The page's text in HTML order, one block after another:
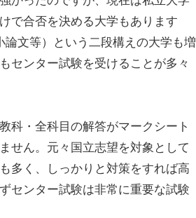
で合否を決める大学もあります
文等）という二段構えの大学も増
センター試験を受けることが多々
科・全科目の解答がマークシート
せん。元々国立志望を対象として
多く、しっかりと対策をすれば高
センター試験は非常に重要な試験